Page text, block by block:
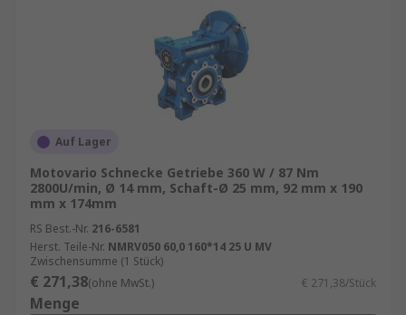
Auf Lager
Motovario Schnecke Getriebe 360 W / 87 Nm
2800U/min, Ø 14 mm, Schaft-Ø 25 mm, 92 mm x 190
mm x 174mm
RS Best.-Nr. 216-6581
Herst. Teile-Nr. NMRV050 60,0 160*14 25 U MV
Zwischensumme (1 Stück)
€ 271,38(ohne MwSt.) € 271,38/Stück
Menge